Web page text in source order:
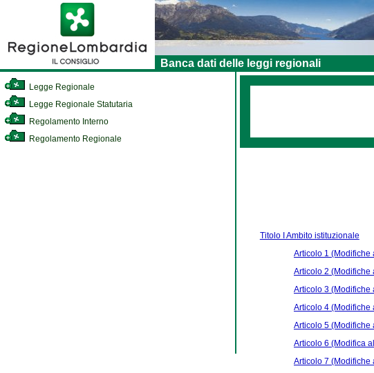
Banca dati delle leggi regionali
Legge Regionale
Legge Regionale Statutaria
Regolamento Interno
Regolamento Regionale
Titolo I Ambito istituzionale
Articolo 1 (Modifiche
Articolo 2 (Modifiche
Articolo 3 (Modifiche
Articolo 4 (Modifiche
Articolo 5 (Modifiche
Articolo 6 (Modifica
Articolo 7 (Modifiche